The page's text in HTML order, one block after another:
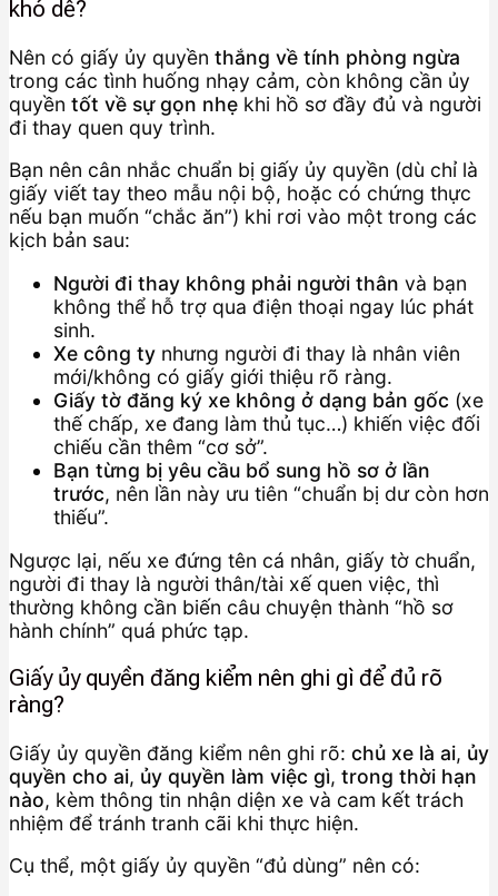
khó dễ?
Nên có giấy ủy quyền thắng về tính phòng ngừa
trong các tình huống nhạy cảm, còn không cần ủy
quyền tốt về sự gọn nhẹ khi hồ sơ đầy đủ và người
đi thay quen quy trình.
Bạn nên cân nhắc chuẩn bị giấy ủy quyền (dù chỉ là
giấy viết tay theo mẫu nội bộ, hoặc có chứng thực
nếu bạn muốn “chắc ăn”) khi rơi vào một trong các
kịch bản sau:
Người đi thay không phải người thân và bạn
không thể hỗ trợ qua điện thoại ngay lúc phát
sinh.
Xe công ty nhưng người đi thay là nhân viên
mới/không có giấy giới thiệu rõ ràng.
Giấy tờ đăng ký xe không ở dạng bản gốc (xe
thế chấp, xe đang làm thủ tục…) khiến việc đối
chiếu cần thêm “cơ sở”.
Bạn từng bị yêu cầu bổ sung hồ sơ ở lần
trước, nên lần này ưu tiên “chuẩn bị dư còn hơn
thiếu”.
Ngược lại, nếu xe đứng tên cá nhân, giấy tờ chuẩn,
người đi thay là người thân/tài xế quen việc, thì
thường không cần biến câu chuyện thành “hồ sơ
hành chính” quá phức tạp.
Giấy ủy quyền đăng kiểm nên ghi gì để đủ rõ
ràng?
Giấy ủy quyền đăng kiểm nên ghi rõ: chủ xe là ai, ủy
quyền cho ai, ủy quyền làm việc gì, trong thời hạn
nào, kèm thông tin nhận diện xe và cam kết trách
nhiệm để tránh tranh cãi khi thực hiện.
Cụ thể, một giấy ủy quyền “đủ dùng” nên có: